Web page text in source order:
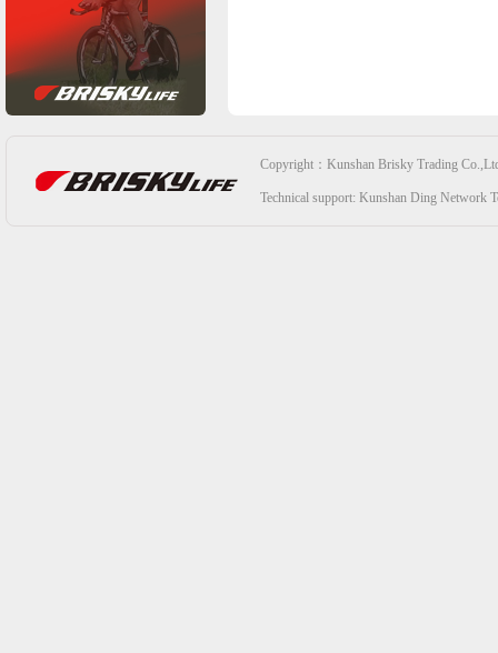
Copyright：Kunshan Brisky Trading
Technical support: Kunshan Ding Network